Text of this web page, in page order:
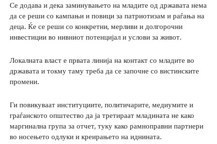
Се додава и дека заминувањето на младите од државата нема
да се реши со кампањи и повици за патриотизам и раѓања на
деца. Ќе се реши со конкретни, мерливи и долгорочни
инвестиции во нивниот потенцијал и услови за живот.
Локалната власт е првата линија на контакт со младите во
државата и токму таму треба да се започне со вистинските
промени.
Ги повикуваат институциите, политичарите, медиумите и
граѓанското општество да ја третираат младината не како
маргинална група за отчет, туку како рамноправни партнери
во носењето одлуки и креирањето на иднината.